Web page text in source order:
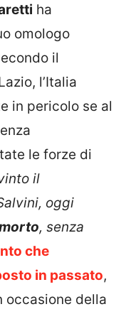
ha
omologo
il
l’Italia
in pericolo se al
le forze di
il
oggi
, senza
che
in passato,
occasione della